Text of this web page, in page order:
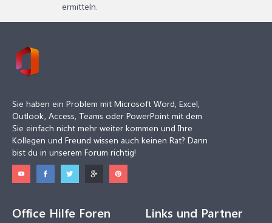
ermitteln.
Sie haben ein Problem mit Microsoft Word, Excel,
Outlook, Access, Teams oder PowerPoint mit dem
Sie einfach nicht mehr weiter kommen und Ihre
Kollegen und Freund wissen auch keinen Rat? Dann
bist du in unserem Forum richtig!
Office Hilfe Foren Links und Partner